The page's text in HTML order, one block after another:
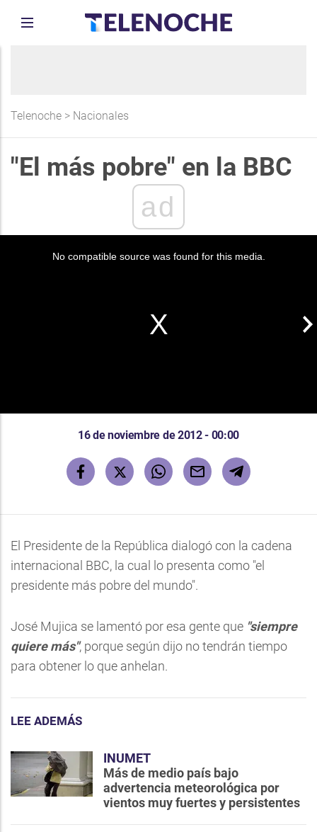
Telenoche > Nacionales
"El más pobre" en la BBC
ad
No compatible source was found for this media.
16 de noviembre de 2012 - 00:00
El Presidente de la República dialogó con la cadena
internacional BBC, la cual lo presenta como "el
presidente más pobre del mundo".
José Mujica se lamentó por esa gente que "siempre
quiere más", porque según dijo no tendrán tiempo
para obtener lo que anhelan.
LEE ADEMÁS
INUMET
Más de medio país bajo
advertencia meteorológica por
vientos muy fuertes y persistentes